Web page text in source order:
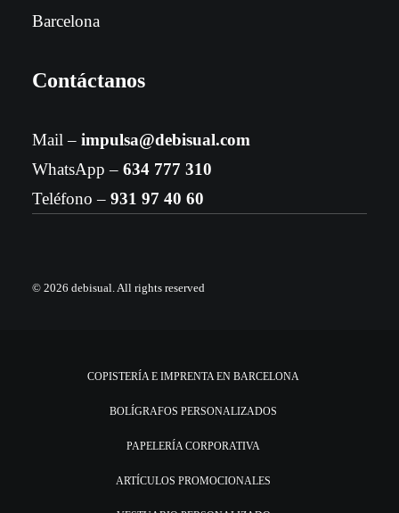
Barcelona
Contáctanos
Mail – impulsa@debisual.com
WhatsApp – 634 777 310
Teléfono – 931 97 40 60
© 2026 debisual.All rights reserved
COPISTERÍA E IMPRENTA EN BARCELONA
BOLÍGRAFOS PERSONALIZADOS
PAPELERÍA CORPORATIVA
ARTÍCULOS PROMOCIONALES